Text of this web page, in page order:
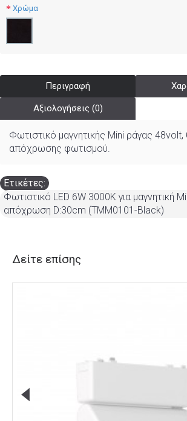
Χρώμα
Περιγραφή
Αξιολογήσεις (0)
Φωτιστικό μαγνητικής Mini ράγας 48volt,
απόχρωσης φωτισμού.
Ετικέτες:
Φωτιστικό LED 6W 3000K για μαγνητική
απόχρωση D:30cm (TMM0101-Black)
Δείτε επίσης